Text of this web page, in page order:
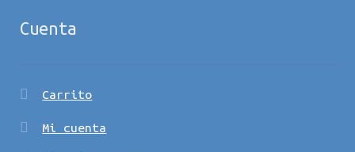
Cuenta
Carrito
Mi cuenta